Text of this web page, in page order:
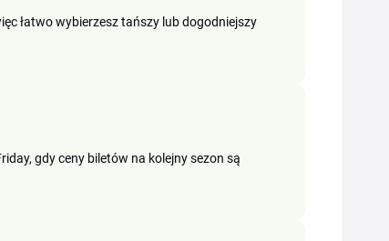
łatwo wybierzesz tańszy lub dogodniejszy
gdy ceny biletów na kolejny sezon są